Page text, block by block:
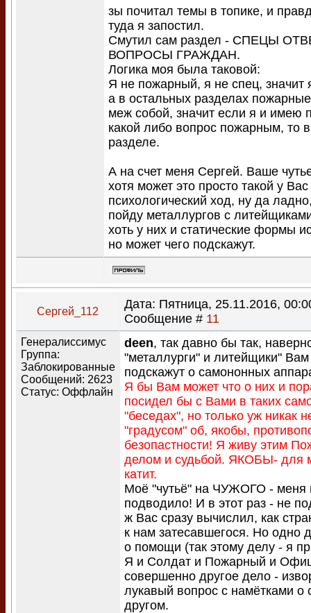
зы почитал темы в топике, и
туда я запостил.
Смутил сам раздел - СПЕЦЫ
ВОПРОСЫ ГРАЖДАН.
Логика моя была таковой:
Я не пожарный, я не спец, значит
а в остальных разделах
меж собой, значит если я и имею
какой либо вопрос пожарным, то
разделе.
А на счет меня Сергей. Ваше
хотя может это просто такой у Вас
психологический ход, ну да
пойду металлургов с
хоть у них и статические формы
но может чего подскажут.
Сергей_112
Дата: Пятница, 25.11.2016,
Сообщение # 11
Генералиссимус
Группа:
Заблокированные
Сообщений: 2623
Статус: Оффлайн
deen, так давно бы так,
"металлурги" и литейщики"
подскажут о самононных
Я бы Вам может что о них и
посидел бы с Вами в таких
"беседах", но только уж никак
"градусом" об, якобы,
безопастности! Я живу этим
делом и судьбой. ЯКОБЫ- для
катит.
Моё "чутьё" на ЧУЖОГО - меня
подводило! И в этот раз - не
ж Вас сразу вычислил, как
к нам затесавшегося. Но одно
о помощи (так этому делу - я
Я и Солдат и Пожарный и
совершенно другое дело -
лукавый вопрос с намётками о
другом.